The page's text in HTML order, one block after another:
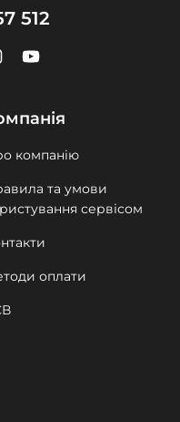
512
компанію
та умови
сервісом
оплати